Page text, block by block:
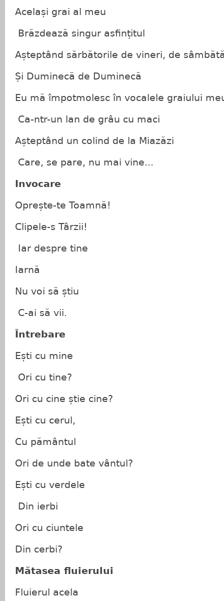
Același grai al meu
Brăzdează singur asfințitul
Așteptând sărbătorile de vineri, de
Și Duminecă de Duminecă
Eu mă împotmolesc în vocalele graiului
Ca-ntr-un lan de grâu cu maci
Așteptând un colind de la Miazăzi
Care, se pare, nu mai vine...
Invocare
Oprește-te Toamnă!
Clipele-s Târzii!
Iar despre tine
Iarnă
Nu voi să știu
C-ai să vii.
Întrebare
Ești cu mine
Ori cu tine?
Ori cu cine știe cine?
Ești cu cerul,
Cu pământul
Ori de unde bate vântul?
Ești cu verdele
Din ierbi
Ori cu ciuntele
Din cerbi?
Mătasea fluierului
Fluierul acela